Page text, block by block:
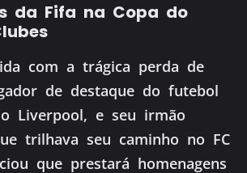
da Fifa na Copa do
com a trágica perda de
de destaque do futebol
Liverpool, e seu irmão
trilhava seu caminho no FC
que prestará homenagens